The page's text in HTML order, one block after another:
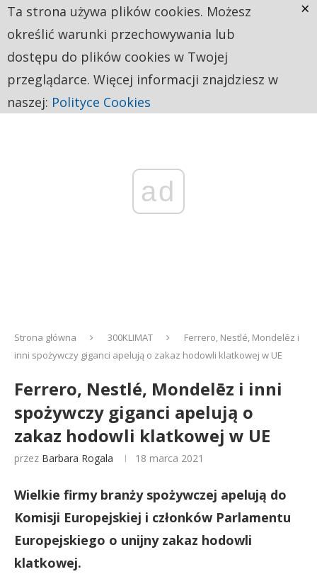
ad
Strona główna 300KLIMAT
Ferrero, Nestlé, Mondelēz i
inni spożywczy giganci apelują o zakaz hodowli klatkowej w UE
Ferrero, Nestlé, Mondelēz i inni
spożywczy giganci apelują o
zakaz hodowli klatkowej w UE
przez Barbara Rogala 18 marca 2021
Wielkie firmy branży spożywczej apelują do
Komisji Europejskiej i członków Parlamentu
Europejskiego o unijny zakaz hodowli
klatkowej.
Ta strona używa plików cookies. Możesz
określić warunki przechowywania lub
dostępu do plików cookies w Twojej
przeglądarce. Więcej informacji znajdziesz w
naszej: Polityce Cookies
×